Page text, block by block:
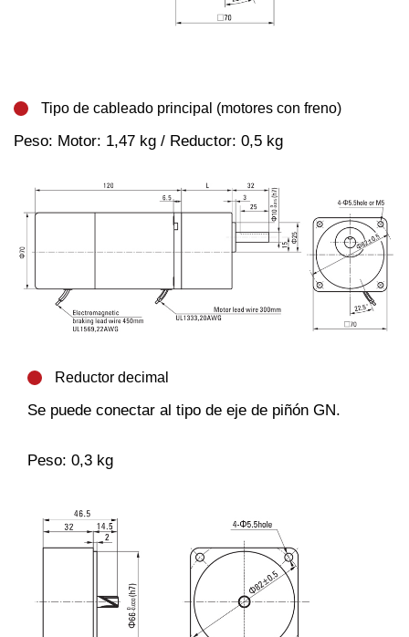
Tipo de cableado principal (motores con freno)
Peso: Motor: 1,47 kg / Reductor: 0,5 kg
Reductor decimal
Se puede conectar al tipo de eje de piñón GN.
Peso: 0,3 kg